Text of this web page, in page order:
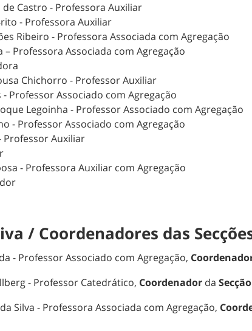
Castro - Professora Auxiliar
- Professora Auxiliar
Ribeiro - Professora Associada com Agregação
Professora Associada com Agregação
Chichorro - Professor Auxiliar
Professor Associado com Agregação
Legoinha - Professor Associado com Agregação
- Professor Associado com Agregação
Professor Auxiliar
- Professora Auxiliar com Agregação
/ Coordenadores das
- Professor Associado com Agregação,
- Professor Catedrático, Coordenador da
Silva - Professora Associada com Agregação,